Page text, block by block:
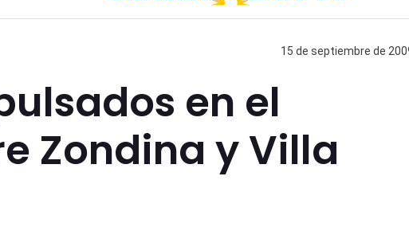
15 de septiembre de
en el
Zondina y Villa